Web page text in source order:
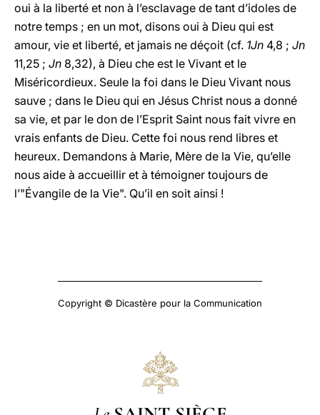
oui à la liberté et non à l’esclavage de tant d’idoles de
notre temps ; en un mot, disons oui à Dieu qui est
amour, vie et liberté, et jamais ne déçoit (cf. 1Jn 4,8 ; Jn
11,25 ; Jn 8,32), à Dieu che est le Vivant et le
Miséricordieux. Seule la foi dans le Dieu Vivant nous
sauve ; dans le Dieu qui en Jésus Christ nous a donné
sa vie, et par le don de l’Esprit Saint nous fait vivre en
vrais enfants de Dieu. Cette foi nous rend libres et
heureux. Demandons à Marie, Mère de la Vie, qu’elle
nous aide à accueillir et à témoigner toujours de
l’"Évangile de la Vie". Qu’il en soit ainsi !
Copyright © Dicastère pour la Communication